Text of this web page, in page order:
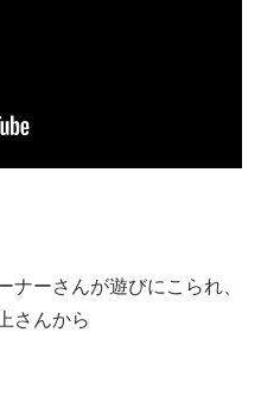
ナーさんが遊びにこられ、
さんから